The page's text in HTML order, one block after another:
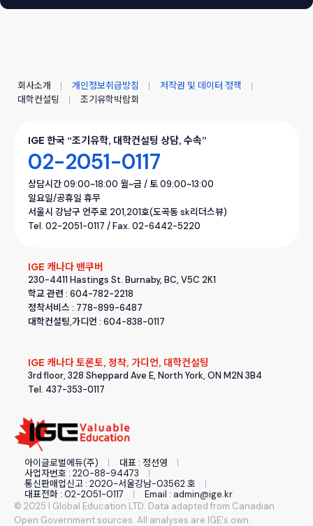
IGE 한국 “조기유학, 대학컨설팅 상담, 수속”
02-2051-0117
상담시간 09:00~18:00 월~금 / 토 09:00~13:00
일요일/공휴일 휴무
서울시 강남구 언주로 201,201호(도곡동 sk리더스뷰)
Tel. 02-2051-0117 / Fax. 02-6442-5220
IGE 캐나다 밴쿠버
230-4411 Hastings St. Burnaby, BC, V5C 2K1
학교 관련 : 604-782-2218
정착서비스 : 778-899-6487
대학컨설팅,가디언 : 604-838-0117
IGE 캐나다 토론토, 정착, 가디언, 대학컨설팅
3rd floor, 328 Sheppard Ave E, North York, ON M2N 3B4
Tel. 437-353-0117
아이글로벌에듀(주)
대표 : 정선영
사업자번호 : 220-88-94473
통신판매업신고 : 2020-서울강남-03562 호
대표전화 : 02-2051-0117
Email : admin@ige.kr
회사소개 개인정보취급방침
저작권 및 데이터 정책
대학컨설팅
조기유학박람회
© 2025 I Global Education LTD. Data adapted from Canadian
Open Government sources. All analyses are IGE's own.